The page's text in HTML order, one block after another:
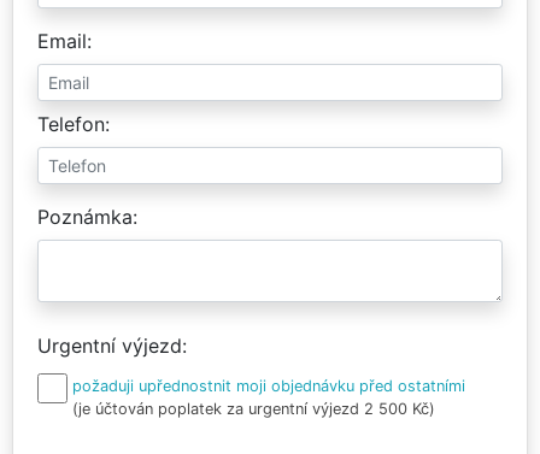
Email
Telefon
Poznámka
Urgentní výjezd
požaduji upřednostnit moji objednávku před ostatními
(je účtován poplatek za urgentní výjezd 2 500 Kč)